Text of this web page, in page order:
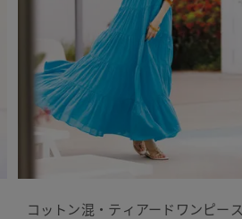
コットン混・ティアードワンピース